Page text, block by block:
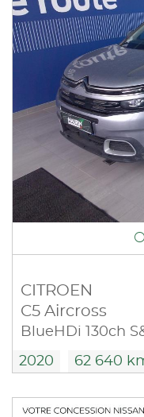
CITROEN
C5 Aircross
BlueHDi 130ch
2020 62 640